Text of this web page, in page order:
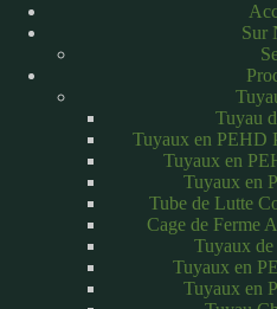
Sur
Tuyau
Tuyaux en PEHD
Tuyaux en
Tuyaux en
Tube de Lutte
Cage de Ferme
Tuyaux
Tuyaux en
Tuyaux en